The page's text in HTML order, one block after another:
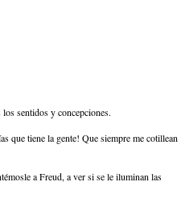
sentidos y concepciones.
que tiene la gente! Que siempre me cotillean
a Freud, a ver si se le iluminan las